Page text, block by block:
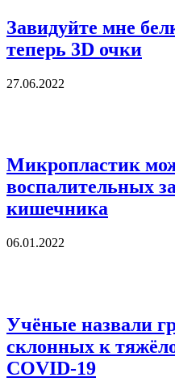
Завидуйте мне
теперь 3D очки
27.06.2022
Микропластик
воспалительных
кишечника
06.01.2022
Учёные назвали
склонных к
COVID-19